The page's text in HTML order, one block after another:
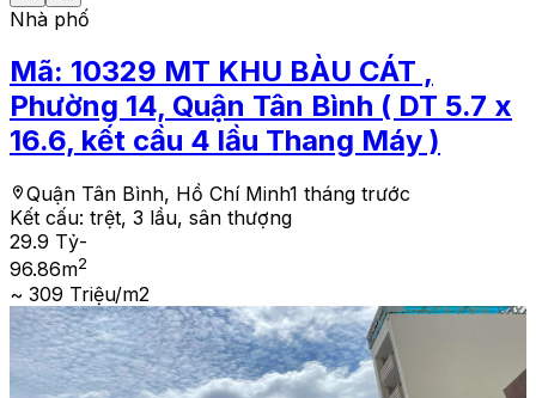
Nhà phố
Mã: 10329 MT KHU BÀU CÁT ,
Phường 14, Quận Tân Bình ( DT 5.7 x
16.6, kết cầu 4 lầu Thang Máy )
Quận Tân Bình, Hồ Chí Minh1 tháng trước
Kết cấu: trệt, 3 lầu, sân thượng
29.9 Tỷ-
96.86m2
~ 309 Triệu/m2